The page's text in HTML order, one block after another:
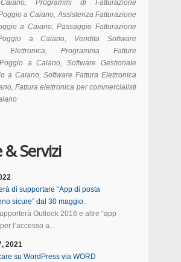
Programmi di Fatturazione
a Caiano, Assistenza Fatturazione
a Caiano, Passaggio Fatturazione
a Caiano, Vendita Software
Elettronica, Programma Fatture
a Caiano, Software Gestionale
a Caiano, Software Fattura Elettronica
Fattura elettronica per commercialisti
Servizi
di supportare “App di posta
sicure” dal 30 maggio.
Outlook 2016 e altre “app
l’accesso a...
2021
su WordPress via WORD